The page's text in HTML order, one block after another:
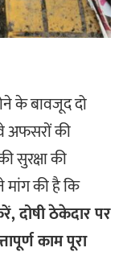
के बावजूद दो
अफसरों की
सुरक्षा की
मांग की है कि
दोषी ठेकेदार पर
काम पूरा